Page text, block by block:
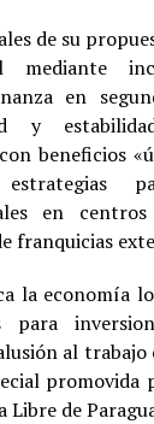
de su
en
y
beneficios
estrategias
en
franquicias
la economía
para
al
de